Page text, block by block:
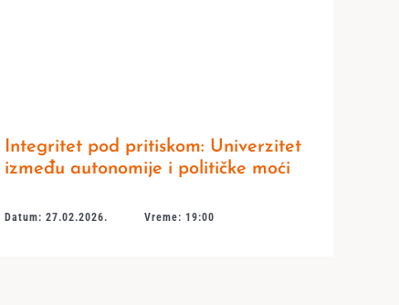
Integritet pod pritiskom: Univerzitet
između autonomije i političke moći
Datum: 27.02.2026. Vreme: 19:00